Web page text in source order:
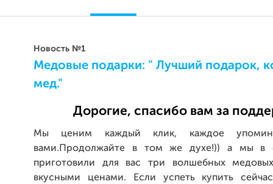
Новость №1
Медовые подарки: " Лучший подарок,
мед."
Дорогие, спасибо вам за
Мы ценим каждый клик, каждое
вами.Продолжайте в том же духе!)) а мы в
приготовили для вас три волшебных
вкусными ценами. Если успеть купить